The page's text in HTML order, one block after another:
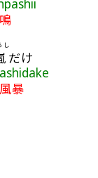
し
だけ
暴